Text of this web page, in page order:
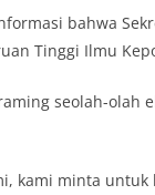
bahwa
Tinggi Ilmu
seolah-olah
kami minta